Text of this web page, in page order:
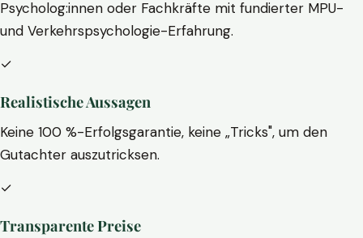
Psycholog:innen oder Fachkräfte mit fundierter MPU-
und Verkehrspsychologie-Erfahrung.
✓
Realistische Aussagen
Keine 100 %-Erfolgsgarantie, keine „Tricks", um den
Gutachter auszutricksen.
✓
Transparente Preise